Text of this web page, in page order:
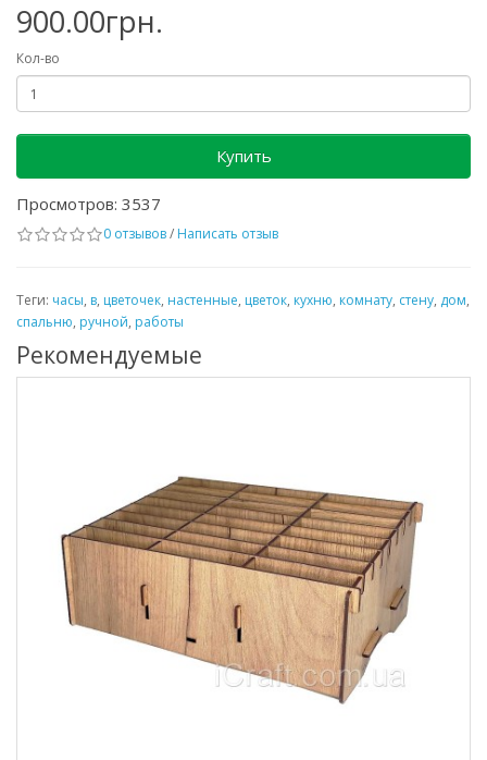
900.00грн.
Кол-во
Купить
Просмотров: 3537
0 отзывов/ Написать отзыв
Теги: часы, в, цветочек, настенные, цветок, кухню, комнату, стену, дом,
спальню, ручной, работы
Рекомендуемые